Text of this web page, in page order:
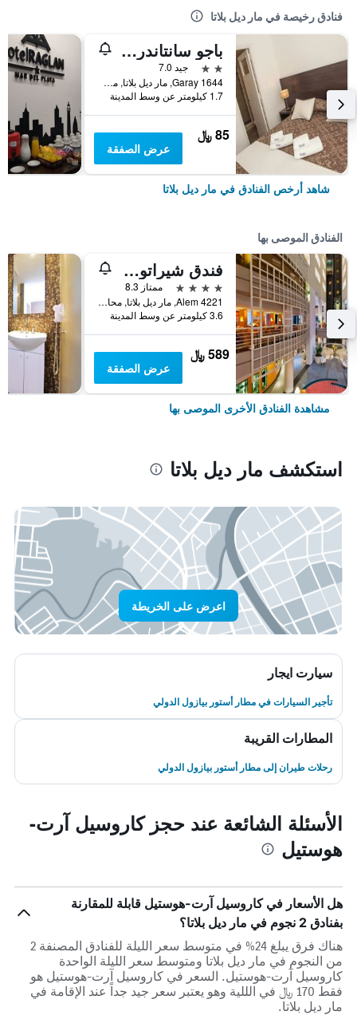
فنادق رخيصة في مار ديل بلاتا
باجو سانتاندر هوتل مار ديل بلاتا
2 نجمتين
جيد 7.0
Garay 1644, مار ديل بلاتا, محافظة بوينس أيرس, الأرجنتين
1.7 كيلومتر عن وسط المدينة
85 ﷼
عرض الصفقة
شاهد أرخص الفنادق في مار ديل بلاتا
الفنادق الموصى بها
فندق شيراتون مار ديل بلاتا
4 نجوم
ممتاز 8.3
Alem 4221, مار ديل بلاتا, محافظة بوينس أيرس, الأرجنتين
3.6 كيلومتر عن وسط المدينة
589 ﷼
عرض الصفقة
مشاهدة الفنادق الأخرى الموصى بها
استكشف مار ديل بلاتا
اعرض على الخريطة
سيارت ايجار
تأجير السيارات في مطار أستور بيازول الدولي
المطارات القريبة
رحلات طيران إلى مطار أستور بيازول الدولي
الأسئلة الشائعة عند حجز كاروسيل آرت-
هوستيل
هل الأسعار في كاروسيل آرت-هوستيل قابلة للمقارنة
بفنادق 2 نجوم في مار ديل بلاتا؟
هناك فرق يبلغ 24% في متوسط ​​سعر الليلة للفنادق المصنفة 2
من النجوم في مار ديل بلاتا ومتوسط ​​سعر الليلة الواحدة
كاروسيل آرت-هوستيل. السعر في كاروسيل آرت-هوستيل هو
فقط 170 ﷼ في الللية وهو يعتبر سعر جيد جداً عند الإقامة في
مار ديل بلاتا.